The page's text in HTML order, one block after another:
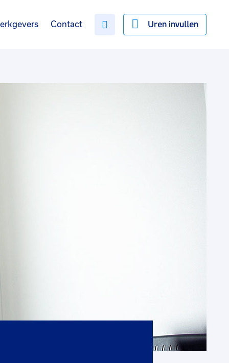
Uren invullen
Contact